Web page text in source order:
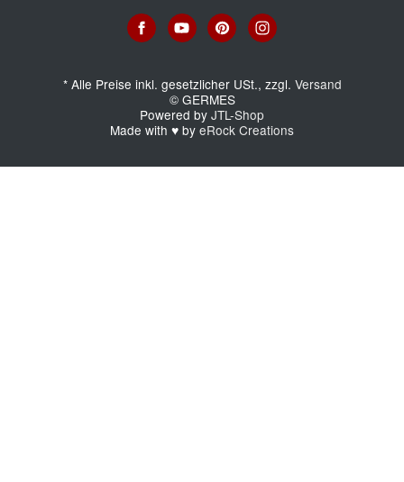
*Alle Preise inkl. gesetzlicher USt., zzgl. Versand
© GERMES
Powered by JTL-Shop
Made with ♥ by eRock Creations